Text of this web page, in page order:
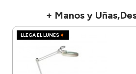
+ Manos y
LLEGA EL LUNES